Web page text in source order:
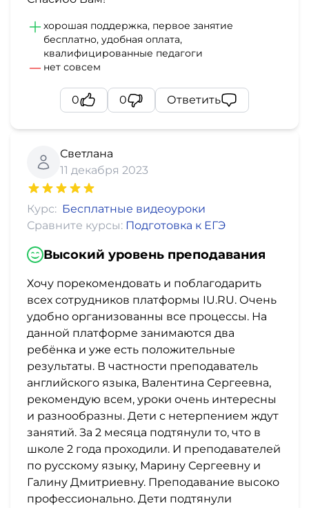
хорошая поддержка, первое занятие
бесплатно, удобная оплата,
квалифицированные педагоги
нет совсем
0 0 Ответить
Светлана
11 декабря 2023
Курс: Бесплатные видеоуроки
Сравните курсы: Подготовка к ЕГЭ
Высокий уровень преподавания
Хочу порекомендовать и поблагодарить
всех сотрудников платформы IU.RU. Очень
удобно организованны все процессы. На
данной платформе занимаются два
ребёнка и уже есть положительные
результаты. В частности преподаватель
английского языка, Валентина Сергеевна,
рекомендую всем, уроки очень интересны
и разнообразны. Дети с нетерпением ждут
занятий. За 2 месяца подтянули то, что в
школе 2 года проходили. И преподавателей
по русскому языку, Марину Сергеевну и
Галину Дмитриевну. Преподавание высоко
профессионально. Дети подтянули